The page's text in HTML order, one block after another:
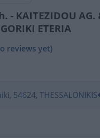
- KAITEZIDOU AG.
ETERIA
reviews yet)
54624, THESSALONIKIS